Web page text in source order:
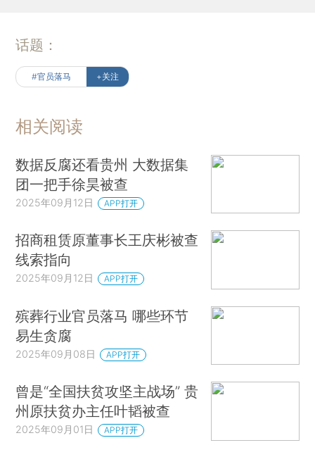
话题：
#官员落马 +关注
相关阅读
数据反腐还看贵州 大数据集
团一把手徐昊被查
2025年09月12日 APP打开
招商租赁原董事长王庆彬被查
线索指向
2025年09月12日 APP打开
殡葬行业官员落马 哪些环节
易生贪腐
2025年09月08日 APP打开
曾是“全国扶贫攻坚主战场” 贵
州原扶贫办主任叶韬被查
2025年09月01日 APP打开